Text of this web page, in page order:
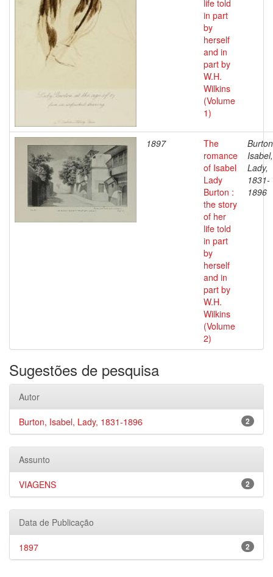
life told
in part
by
herself
and in
part by
W.H.
Wilkins
(Volume
1)
1897
The
romance
of Isabel
Lady
Burton :
the story
of her
life told
in part
by
herself
and in
part by
W.H.
Wilkins
(Volume
2)
Isabel,
Lady,
1831-
1896
Sugestões de pesquisa
Autor
2
Burton, Isabel, Lady, 1831-1896
Assunto
2
VIAGENS
Data de Publicação
2
1897